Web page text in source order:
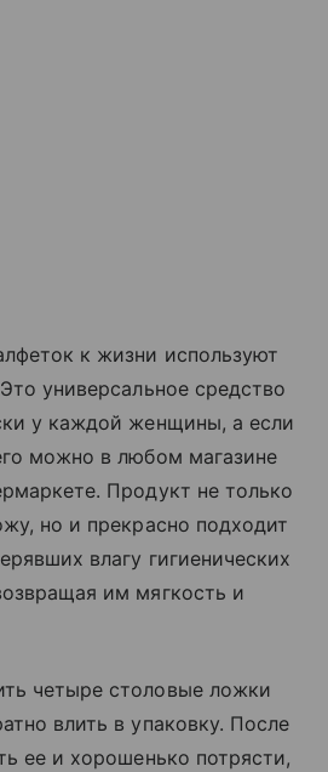
к жизни используют
универсальное средство
у каждой женщины, а если
можно в любом магазине
Продукт не только
но и прекрасно подходит
влагу гигиенических
им мягкость и
четыре столовые ложки
влить в упаковку. После
ее и хорошенько потрясти,